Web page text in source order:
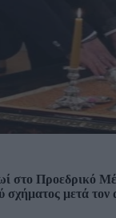
στο Προεδρικό
σχήματος μετά τον